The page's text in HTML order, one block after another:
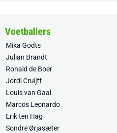
Voetballers
Mika Godts
Julian Brandt
Ronald de Boer
Jordi Cruijff
Louis van Gaal
Marcos Leonardo
Erik ten Hag
Sondre Ørjasæter